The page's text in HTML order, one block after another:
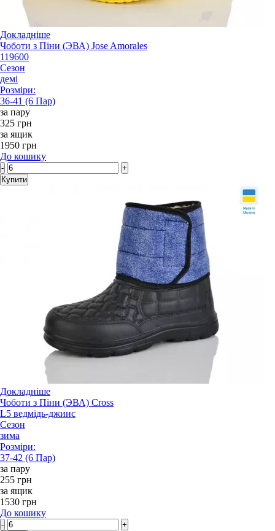
Докладніше
Чоботи з Піни (ЭВА) Jose Amorales
119600
Сезон
демі
Розміри:
36-41 (6 Пар)
за пару
325 грн
за ящик
1950 грн
До кошику
-
+
Купити
Докладніше
Чоботи з Піни (ЭВА) Cross
L5 ведмідь-джинс
Сезон
зима
Розміри:
37-42 (6 Пар)
за пару
255 грн
за ящик
1530 грн
До кошику
-
+